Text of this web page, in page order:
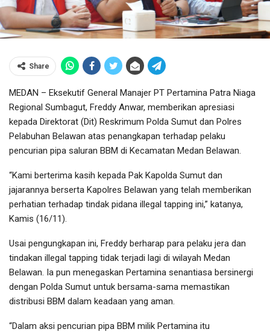
Share
MEDAN – Eksekutif General Manajer PT Pertamina Patra Niaga
Regional Sumbagut, Freddy Anwar, memberikan apresiasi
kepada Direktorat (Dit) Reskrimum Polda Sumut dan Polres
Pelabuhan Belawan atas penangkapan terhadap pelaku
pencurian pipa saluran BBM di Kecamatan Medan Belawan.
“Kami berterima kasih kepada Pak Kapolda Sumut dan
jajarannya berserta Kapolres Belawan yang telah memberikan
perhatian terhadap tindak pidana illegal tapping ini,” katanya,
Kamis (16/11).
Usai pengungkapan ini, Freddy berharap para pelaku jera dan
tindakan illegal tapping tidak terjadi lagi di wilayah Medan
Belawan. Ia pun menegaskan Pertamina senantiasa bersinergi
dengan Polda Sumut untuk bersama-sama memastikan
distribusi BBM dalam keadaan yang aman.
“Dalam aksi pencurian pipa BBM milik Pertamina itu